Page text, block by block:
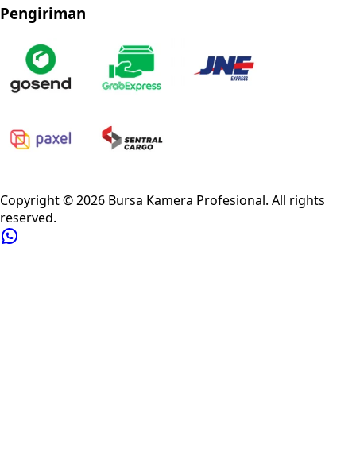
Pengiriman
Copyright ©2026 Bursa Kamera Profesional. All rights
reserved.